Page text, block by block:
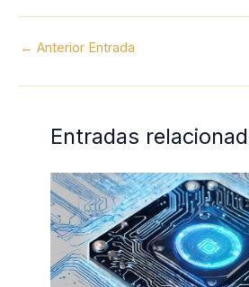
← Anterior Entrada
Entradas